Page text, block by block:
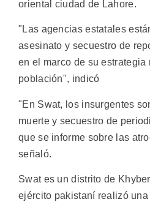
oriental ciudad de Lahore.
"Las agencias estatales
asesinato y secuestro de
en el marco de su estrategia
población", indicó
"En Swat, los insurgentes
muerte y secuestro de
que se informe sobre las
señaló.
Swat es un distrito de
ejército pakistaní realizó una